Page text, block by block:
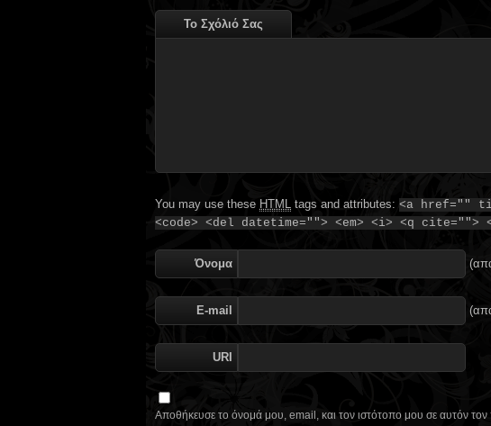
Το Σχόλιό Σας
You may use these HTML tags and attributes: <a href=""
<code> <del datetime=""> <em> <i> <q cite="">
Όνομα
E-mail
URI
Αποθήκευσε το όνομά μου, email, και τον ιστότοπο μου σε αυτόν